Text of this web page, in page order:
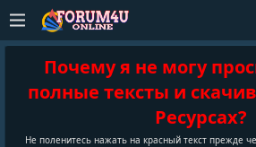
Почему я не могу
полные тексты и
Ресурсах?
Не поленитесь нажать на красный текст прежде